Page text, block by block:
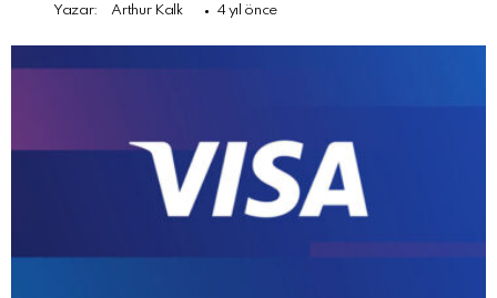
Yazar: Arthur Kalk 4 yıl önce